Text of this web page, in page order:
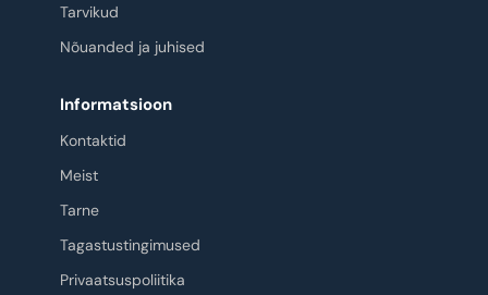
Tarvikud
Nõuanded ja juhised
Informatsioon
Kontaktid
Meist
Tarne
Tagastustingimused
Privaatsuspoliitika